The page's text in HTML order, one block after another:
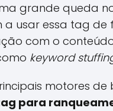
grande queda
usar essa tag
com o
keyword
motores
para